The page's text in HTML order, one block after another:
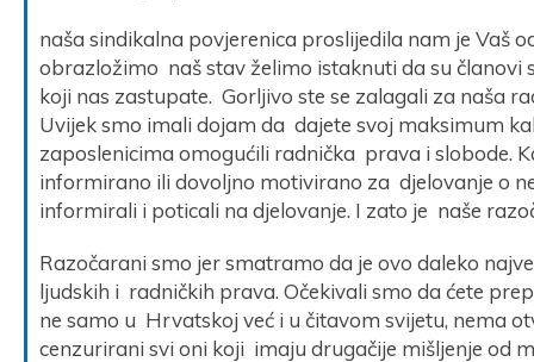
naša sindikalna povjerenica proslijedila nam je Vaš
obrazložimo naš stav želimo istaknuti da su članovi
koji nas zastupate. Gorljivo ste se zalagali za naša
Uvijek smo imali dojam da dajete svoj maksimum
zaposlenicima omogućili radnička prava i slobode.
informirano ili dovoljno motivirano za djelovanje o
informirali i poticali na djelovanje. I zato je naše
Razočarani smo jer smatramo da je ovo daleko
ljudskih i radničkih prava. Očekivali smo da ćete
ne samo u Hrvatskoj već i u čitavom svijetu, nema
cenzurirani svi oni koji imaju drugačije mišljenje od